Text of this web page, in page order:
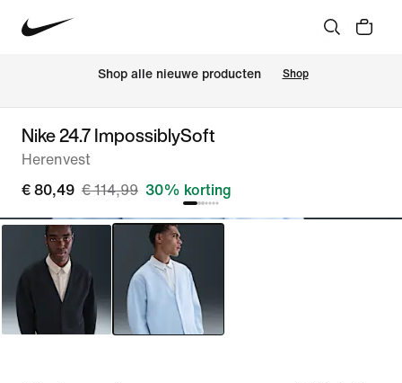
Shop alle nieuwe producten Shop
Nike 24.7 ImpossiblySoft
Herenvest
€ 80,49 € 114,99 30% korting